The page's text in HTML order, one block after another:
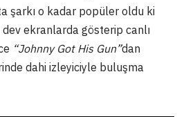
şarkı o kadar popüler oldu ki
ekranlarda gösterip canlı
“Johnny Got His Gun”dan
dahi izleyiciyle buluşma